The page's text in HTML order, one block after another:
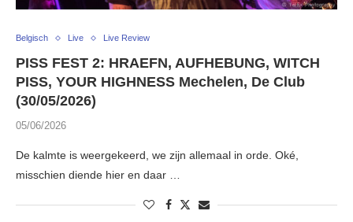
Belgisch Live Live Review
PISS FEST 2: HRAEFN, AUFHEBUNG, WITCH
PISS, YOUR HIGHNESS Mechelen, De Club
(30/05/2026)
05/06/2026
De kalmte is weergekeerd, we zijn allemaal in orde. Oké,
misschien diende hier en daar …